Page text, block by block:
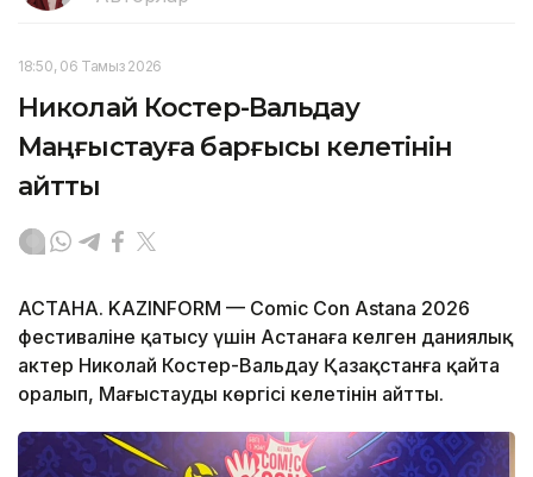
18:50, 06 Тамыз 2026
Николай Костер-Вальдау
Маңғыстауға барғысы келетінін
айтты
АСТАНА. KAZINFORM — Comic Con Astana 2026
фестиваліне қатысу үшін Астанаға келген даниялық
актер Николай Костер-Вальдау Қазақстанға қайта
оралып, Маңғыстауды көргісі келетінін айтты.